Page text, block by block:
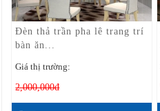
Đèn thả trần pha lê trang trí
bàn ăn...
Giá thị trường:
2,000,000đ